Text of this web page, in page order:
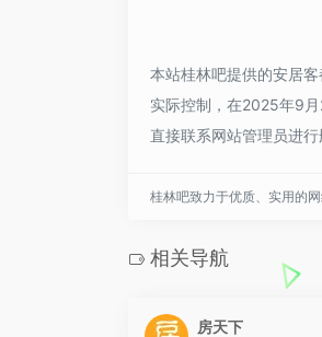
本站桂林吧提供的安居
实际控制，在2025年9
直接联系网站管理员进行
桂林吧致力于优质、实用的
相关导航
房天下